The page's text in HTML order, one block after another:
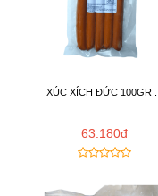
XÚC XÍCH ĐỨC 100GR ...
63.180đ